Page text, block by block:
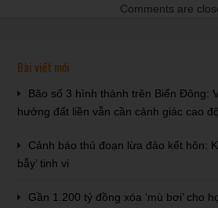
Comments are
Bài viết mới
Bão số 3 hình thành trên Biển Đông:
hưởng đất liền vẫn cần cảnh giác cao
Cảnh báo thủ đoạn lừa đảo kết hôn:
bẫy’ tinh vi
Gần 1.200 tỷ đồng xóa ‘mù bơi’ cho